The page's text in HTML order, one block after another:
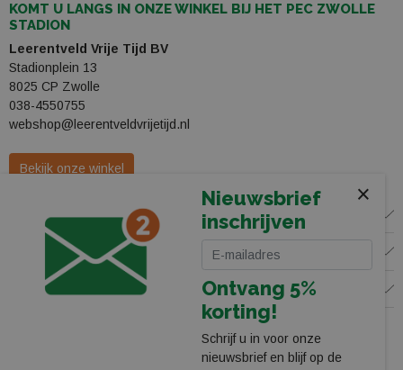
KOMT U LANGS IN ONZE WINKEL BIJ HET PEC ZWOLLE
STADION
Leerentveld Vrije Tijd BV
Stadionplein 13
8025 CP Zwolle
038-4550755
webshop@leerentveldvrijetijd.nl
Bekijk onze winkel
WINKEL
KLANTENSERVICE
VOLG ONS
×
Nieuwsbrief
inschrijven
Ontvang 5%
korting!
Schrijf u in voor onze
nieuwsbrief en blijf op de